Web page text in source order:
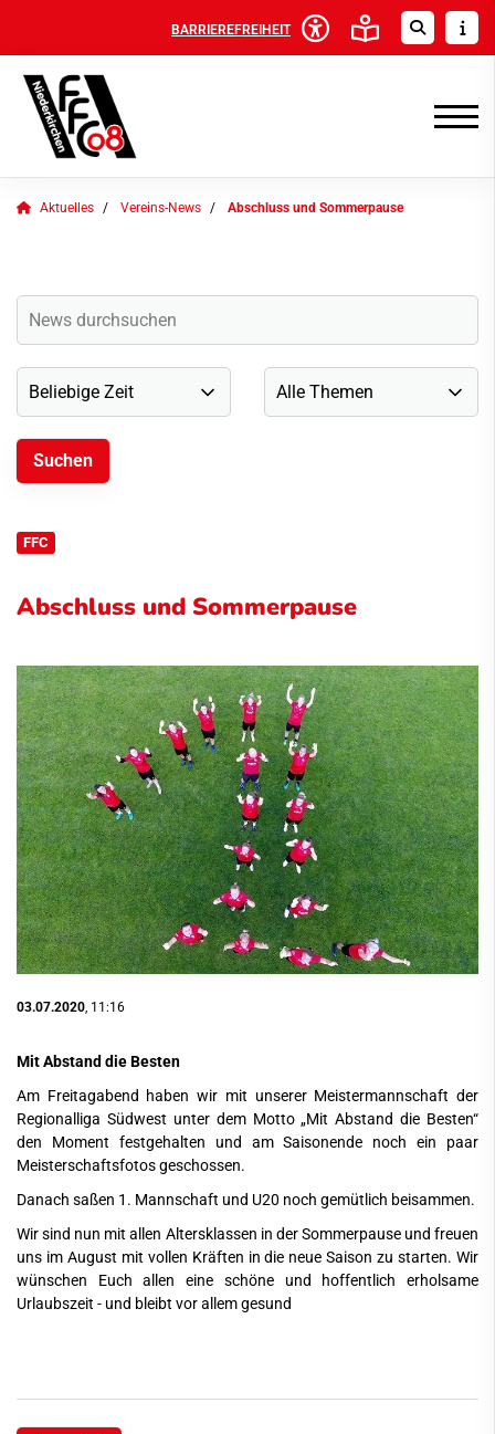
BARRIEREFREIHEIT
Aktuelles Vereins-News Abschluss und Sommerpause
FFC
Abschluss und Sommerpause
03.07.2020 , 11:16
Mit Abstand die Besten
Am Freitagabend haben wir mit unserer Meistermannschaft der
Regionalliga Südwest unter dem Motto „Mit Abstand die Besten“
den Moment festgehalten und am Saisonende noch ein paar
Meisterschaftsfotos geschossen.
Danach saßen 1. Mannschaft und U20 noch gemütlich beisammen.
Wir sind nun mit allen Altersklassen in der Sommerpause und freuen
uns im August mit vollen Kräften in die neue Saison zu starten. Wir
wünschen Euch allen eine schöne und hoffentlich erholsame
Urlaubszeit - und bleibt vor allem gesund